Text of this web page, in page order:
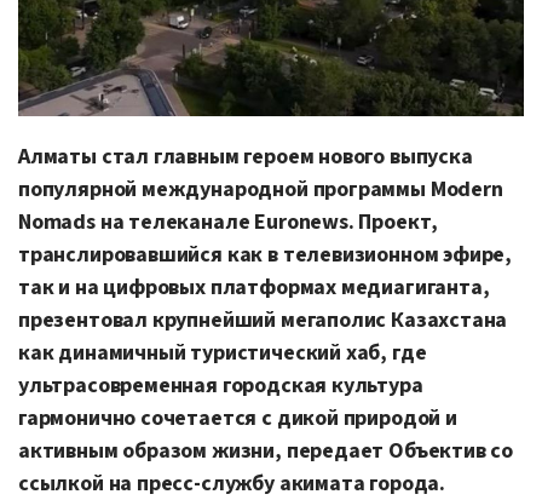
Алматы стал главным героем нового выпуска
популярной международной программы Modern
Nomads на телеканале Euronews. Проект,
транслировавшийся как в телевизионном эфире,
так и на цифровых платформах медиагиганта,
презентовал крупнейший мегаполис Казахстана
как динамичный туристический хаб, где
ультрасовременная городская культура
гармонично сочетается с дикой природой и
активным образом жизни, передает Объектив со
ссылкой на пресс-службу акимата города.